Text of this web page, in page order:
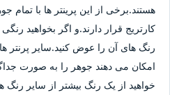
هستند.برخی از این پرینتر ها با تمام
کارتریج قرار دارند.و اگر بخواهید رنگی
رنگ های آن را عوض کنید.سایر پرنتر
امکان می دهند جوهر را به صورت
خواهید از یک رنگ بیشتر از سایر رنگ ها